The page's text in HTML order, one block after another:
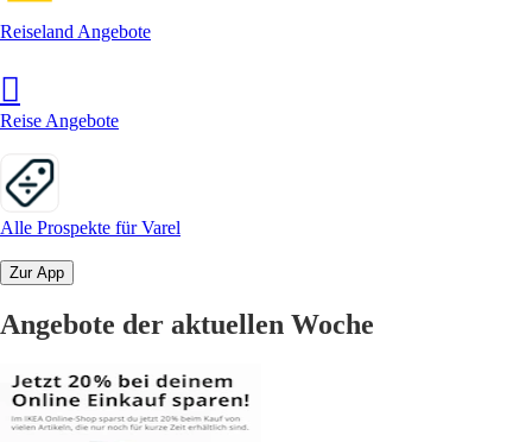
Reiseland Angebote
Reise Angebote
Alle Prospekte für Varel
Zur App
Angebote der aktuellen Woche